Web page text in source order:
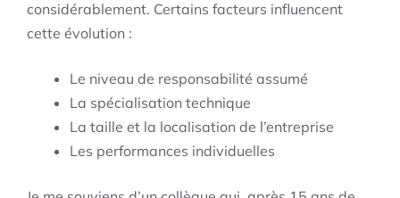
considérablement. Certains facteurs influencent
cette évolution :
Le niveau de responsabilité assumé
La spécialisation technique
La taille et la localisation de l’entreprise
Les performances individuelles